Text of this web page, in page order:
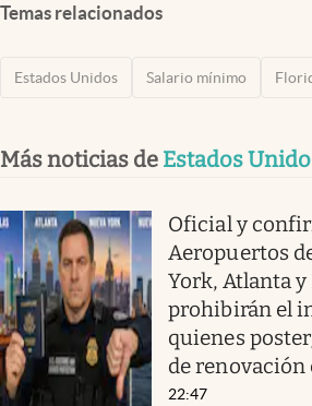
Temas relacionados
Estados Unidos Salario mínimo
Más noticias de Estados
Oficial y
Aeropuertos
York, Atlanta y
prohibirán el
quienes
de renovación
22:47